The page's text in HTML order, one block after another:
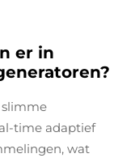
er in
time adaptief
wat